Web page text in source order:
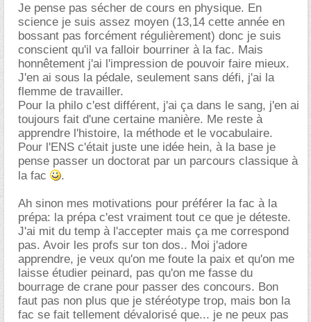
Je pense pas sécher de cours en physique. En
science je suis assez moyen (13,14 cette année en
bossant pas forcément régulièrement) donc je suis
conscient qu'il va falloir bourriner à la fac. Mais
honnêtement j'ai l'impression de pouvoir faire mieux.
J'en ai sous la pédale, seulement sans défi, j'ai la
flemme de travailler.
Pour la philo c'est différent, j'ai ça dans le sang, j'en ai
toujours fait d'une certaine manière. Me reste à
apprendre l'histoire, la méthode et le vocabulaire.
Pour l'ENS c'était juste une idée hein, à la base je
pense passer un doctorat par un parcours classique à
la fac
.
Ah sinon mes motivations pour préférer la fac à la
prépa: la prépa c'est vraiment tout ce que je déteste.
J'ai mit du temp à l'accepter mais ça me correspond
pas. Avoir les profs sur ton dos.. Moi j'adore
apprendre, je veux qu'on me foute la paix et qu'on me
laisse étudier peinard, pas qu'on me fasse du
bourrage de crane pour passer des concours. Bon
faut pas non plus que je stéréotype trop, mais bon la
fac se fait tellement dévalorisé que... je ne peux pas